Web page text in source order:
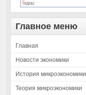
Главное меню
Главная
Новости экономики
История микроэкономики
Теория микроэкономики